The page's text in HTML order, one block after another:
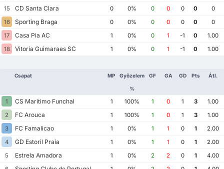
15
CD Santa Clara 0 0% 0 0 0 0
0
16
Sporting Braga 0 0% 0 0 0 0
0
17
Casa Pia AC 1 0% 0 1 -1 0
1.00
18
Vitoria Guimaraes SC 1 0% 0 1 -1 0 1.00
Csapat MP Győzelem
%
GF GA GD Pts Átl.
1 CS Maritimo Funchal 1 100% 1 0 1 3
1.00
2
FC Arouca 1 100% 1 0 1 3
1.00
3
FC Famalicao 1 0% 1 1 0 1
2.00
4
GD Estoril Praia 1 0% 1 1 0 1
2.00
5
Estrela Amadora 1 0% 2 2 0 1
4.00